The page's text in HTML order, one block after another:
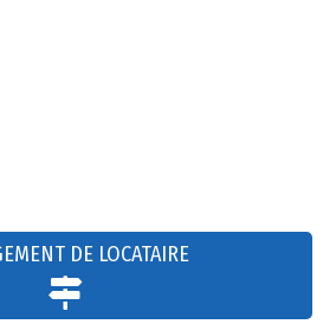
DE LOCATAIRE